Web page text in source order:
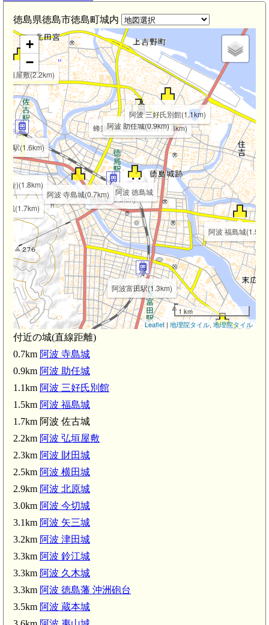
徳島県徳島市徳島町城内
徳島駅(0.3km)
阿波富田駅(1.3km)
古駅(1.6km)
二軒屋駅(2.4km)
蜂須賀家墓所(興源寺)(0.8km)
寺)(1.8km)
阿波 徳島城
阿波 寺島城(0.7km)
阿波 助任城(0.9km)
阿波 三好氏別館(1.1km)
阿波 福島城
城(1.7km)
垣屋敷(2.2km)
(3.6km)
+
−
1 km
Leaflet | 地理院タイル, 地理院タイル
付近の城(直線距離)
0.7km 阿波 寺島城
0.9km 阿波 助任城
1.1km 阿波 三好氏別館
1.5km 阿波 福島城
1.7km 阿波 佐古城
2.2km 阿波 弘垣屋敷
2.3km 阿波 財田城
2.5km 阿波 横田城
2.9km 阿波 北原城
3.0km 阿波 今切城
3.1km 阿波 矢三城
3.2km 阿波 津田城
3.3km 阿波 鈴江城
3.3km 阿波 久木城
3.3km 阿波 徳島藩 沖洲砲台
3.5km 阿波 蔵本城